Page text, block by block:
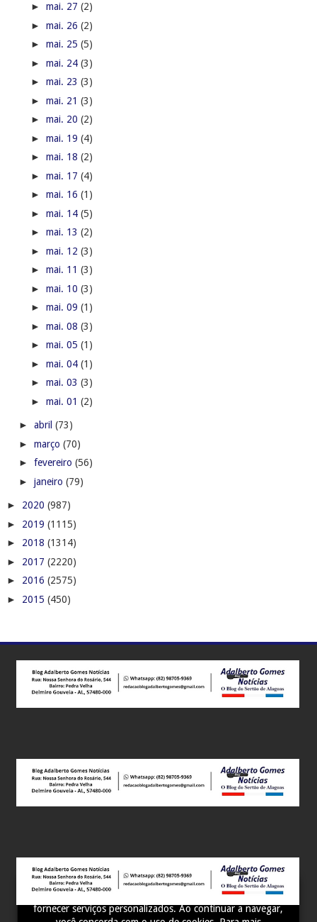
Este site utiliza cookies para melhorar sua experiência e
fornecer serviços personalizados. Ao continuar a navegar,
► mai. 27 (2)
► mai. 26 (2)
► mai. 25 (5)
► mai. 24 (3)
► mai. 23 (3)
► mai. 21 (3)
► mai. 20 (2)
► mai. 19 (4)
► mai. 18 (2)
► mai. 17 (4)
► mai. 16 (1)
► mai. 14 (5)
► mai. 13 (2)
► mai. 12 (3)
► mai. 11 (3)
► mai. 10 (3)
► mai. 09 (1)
► mai. 08 (3)
► mai. 05 (1)
► mai. 04 (1)
► mai. 03 (3)
► mai. 01 (2)
► abril (73)
► março (70)
► fevereiro (56)
► janeiro (79)
► 2020 (987)
► 2019 (1115)
► 2018 (1314)
► 2017 (2220)
► 2016 (2575)
► 2015 (450)